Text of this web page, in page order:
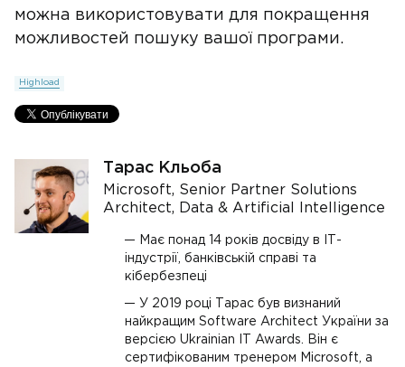
можна використовувати для покращення
можливостей пошуку вашої програми.
Highload
Тарас Кльоба
Microsoft, Senior Partner Solutions
Architect, Data & Artificial Intelligence
Має понад 14 років досвіду в ІТ-
індустрії, банківській справі та
кібербезпеці
У 2019 році Тарас був визнаний
найкращим Software Architect України за
версією Ukrainian IT Awards. Він є
сертифікованим тренером Microsoft, а